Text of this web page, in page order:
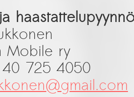
Mobile ry
725 4050